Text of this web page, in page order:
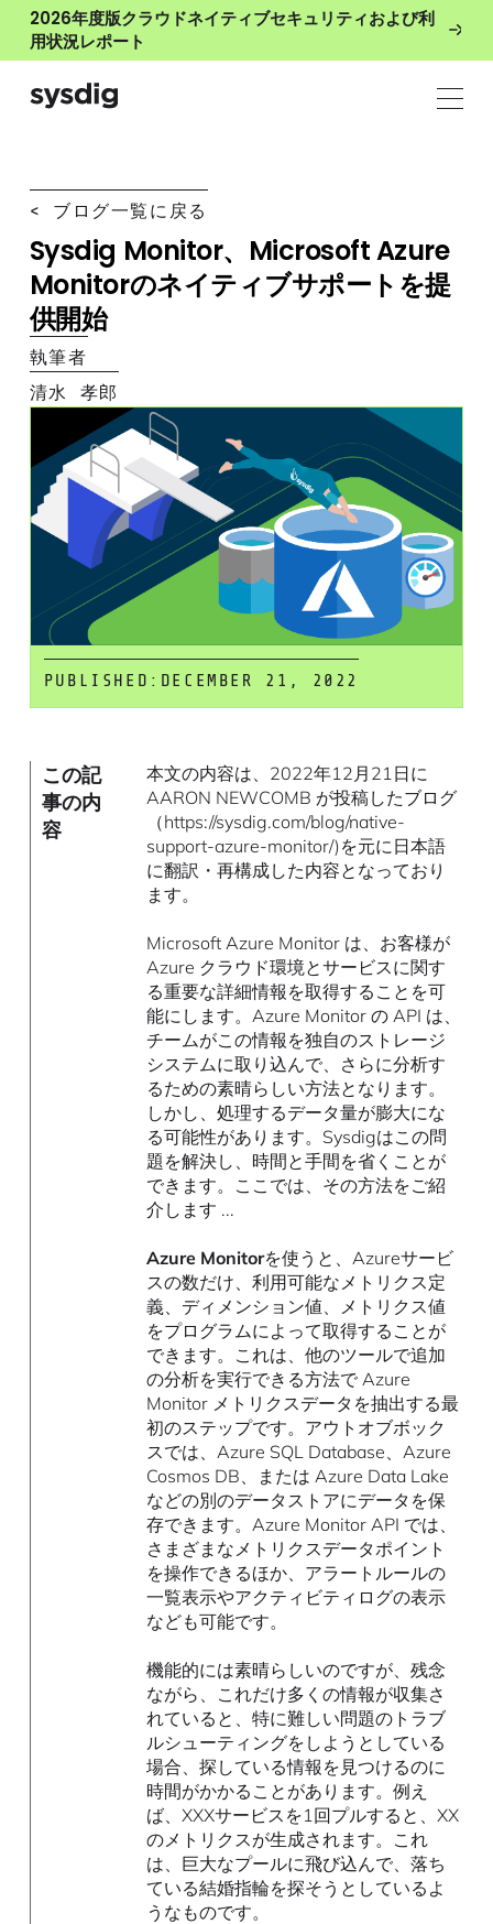
2026年度版クラウドネイティブセキュリティおよび利
用状況レポート
< ブログ一覧に戻る
Sysdig Monitor、Microsoft Azure
Monitorのネイティブサポートを提
供開始
執筆者
清水 孝郎
PUBLISHED: DECEMBER 21, 2022
この記
事の内
容
本文の内容は、2022年12月21日に
AARON NEWCOMB が投稿したブログ
（https://sysdig.com/blog/native-
support-azure-monitor/)を元に日本語
に翻訳・再構成した内容となっており
ます。
Microsoft Azure Monitor は、お客様が
Azure クラウド環境とサービスに関す
る重要な詳細情報を取得することを可
能にします。Azure Monitor の API は、
チームがこの情報を独自のストレージ
システムに取り込んで、さらに分析す
るための素晴らしい方法となります。
しかし、処理するデータ量が膨大にな
る可能性があります。Sysdigはこの問
題を解決し、時間と手間を省くことが
できます。ここでは、その方法をご紹
介します ...
Azure Monitorを使うと、Azureサービ
スの数だけ、利用可能なメトリクス定
義、ディメンション値、メトリクス値
をプログラムによって取得することが
できます。これは、他のツールで追加
の分析を実行できる方法で Azure
Monitor メトリクスデータを抽出する最
初のステップです。アウトオブボック
スでは、Azure SQL Database、Azure
Cosmos DB、または Azure Data Lake
などの別のデータストアにデータを保
存できます。Azure Monitor API では、
さまざまなメトリクスデータポイント
を操作できるほか、アラートルールの
一覧表示やアクティビティログの表示
なども可能です。
機能的には素晴らしいのですが、残念
ながら、これだけ多くの情報が収集さ
れていると、特に難しい問題のトラブ
ルシューティングをしようとしている
場合、探している情報を見つけるのに
時間がかかることがあります。例え
ば、XXXサービスを1回プルすると、XX
のメトリクスが生成されます。これ
は、巨大なプールに飛び込んで、落ち
ている結婚指輪を探そうとしているよ
うなものです。